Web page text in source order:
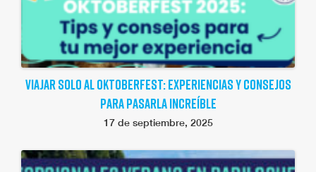
VIAJAR SOLO AL OKTOBERFEST: EXPERIENCIAS Y CONSEJOS
PARA PASARLA INCREÍBLE
17 de septiembre, 2025